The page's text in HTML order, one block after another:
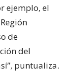
ejemplo, el
de
del
puntualiza.